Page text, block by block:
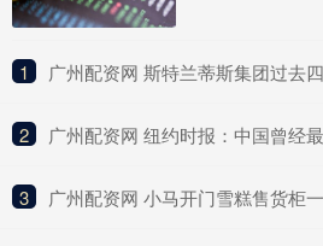
1 广州配资网 斯特兰蒂斯集团过去
2 广州配资网 纽约时报：中国曾经
3 广州配资网 小马开门雪糕售货柜一到